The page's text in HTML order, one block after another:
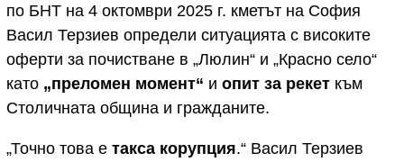
по БНТ на 4 октомври 2025 г. кметът на София
Васил Терзиев определи ситуацията с високите
оферти за почистване в „Люлин“ и „Красно село“
като „преломен момент“ и опит за рекет към
Столичната община и гражданите.
„Точно това е такса корупция.“ Васил Терзиев